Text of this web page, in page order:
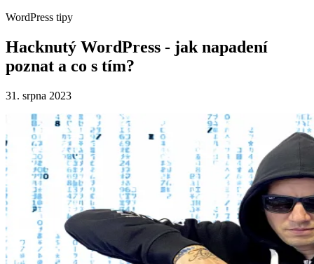
WordPress tipy
Hacknutý WordPress - jak napadení
poznat a co s tím?
31. srpna 2023